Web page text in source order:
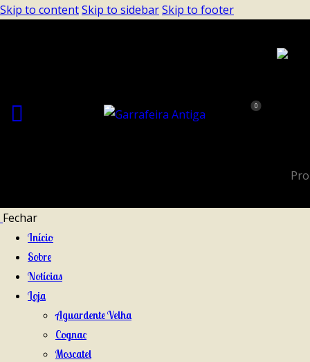
Skip to contentSkip to sidebarSkip to footer
0
Fechar
Início
Sobre
Notícias
Loja
Aguardente Velha
Cognac
Moscatel